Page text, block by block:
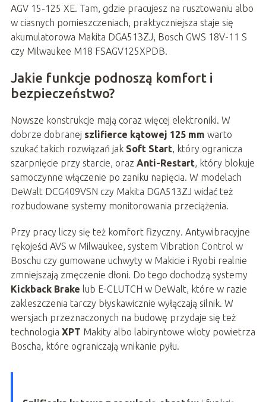
AGV 15-125 XE. Tam, gdzie pracujesz na rusztowaniu albo
w ciasnych pomieszczeniach, praktyczniejsza staje się
akumulatorowa Makita DGA513ZJ, Bosch GWS 18V-11 S
czy Milwaukee M18 FSAGV125XPDB.
Jakie funkcje podnoszą komfort i
bezpieczeństwo?
Nowsze konstrukcje mają coraz więcej elektroniki. W
dobrze dobranej szlifierce kątowej 125 mm warto
szukać takich rozwiązań jak Soft Start , który ogranicza
szarpnięcie przy starcie, oraz Anti-Restart , który blokuje
samoczynne włączenie po zaniku napięcia. W modelach
DeWalt DCG409VSN czy Makita DGA513ZJ widać też
rozbudowane systemy monitorowania przeciążenia.
Przy pracy liczy się też komfort fizyczny. Antywibracyjne
rękojeści AVS w Milwaukee, system Vibration Control w
Boschu czy gumowane uchwyty w Makicie i Ryobi realnie
zmniejszają zmęczenie dłoni. Do tego dochodzą systemy
Kickback Brake lub E-CLUTCH w DeWalt, które w razie
zakleszczenia tarczy błyskawicznie wyłączają silnik. W
wersjach przeznaczonych na budowę przydaje się też
technologia XPT Makity albo labiryntowe wloty powietrza
Boscha, które ograniczają wnikanie pyłu.